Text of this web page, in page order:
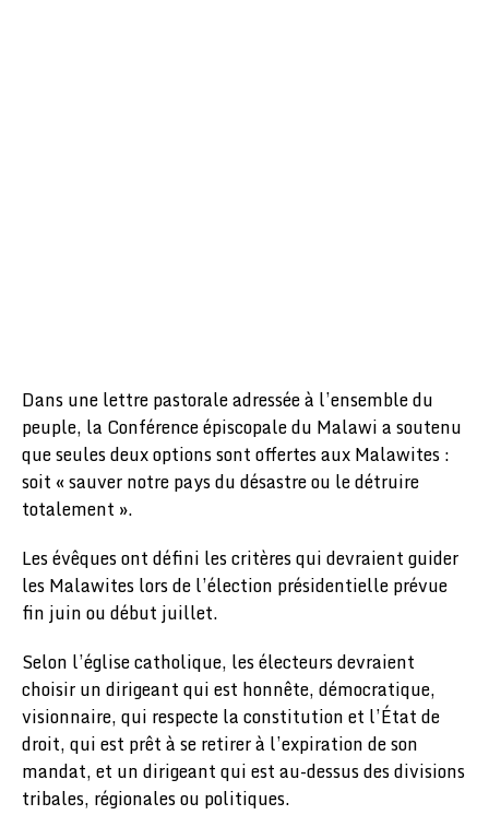
Dans une lettre pastorale adressée à l’ensemble du
peuple, la Conférence épiscopale du Malawi a soutenu
que seules deux options sont offertes aux Malawites :
soit « sauver notre pays du désastre ou le détruire
totalement ».
Les évêques ont défini les critères qui devraient guider
les Malawites lors de l’élection présidentielle prévue
fin juin ou début juillet.
Selon l’église catholique, les électeurs devraient
choisir un dirigeant qui est honnête, démocratique,
visionnaire, qui respecte la constitution et l’État de
droit, qui est prêt à se retirer à l’expiration de son
mandat, et un dirigeant qui est au-dessus des divisions
tribales, régionales ou politiques.